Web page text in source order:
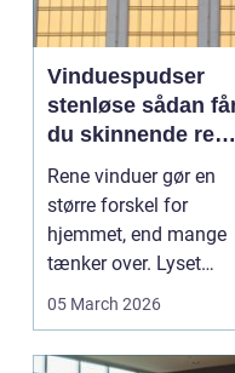
Vinduespudser
stenløse sådan får
du skinnende rene
ruder året rundt
Rene vinduer gør en
større forskel for
hjemmet, end mange
tænker over. Lyset
falder anderledes ind,
05 March 2026